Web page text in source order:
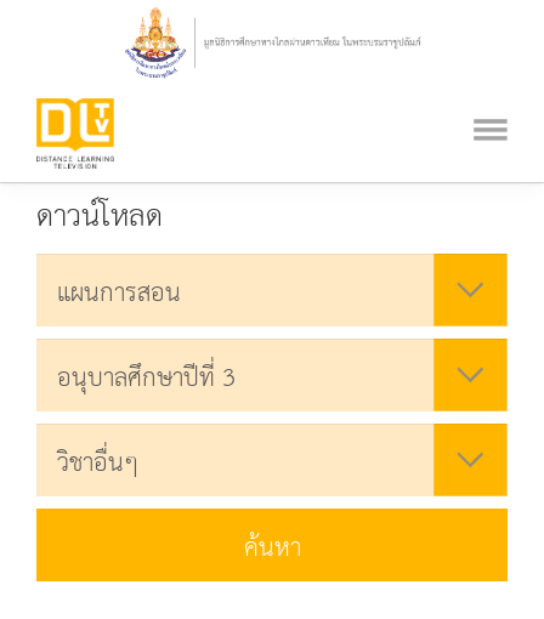
ดาวน์โหลด
ค้นหา